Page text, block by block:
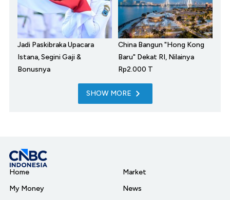
Jadi Paskibraka Upacara
Istana, Segini Gaji &
Bonusnya
China Bangun "Hong Kong
Baru" Dekat RI, Nilainya
Rp2.000 T
SHOW MORE
Home
My Money
Market
News